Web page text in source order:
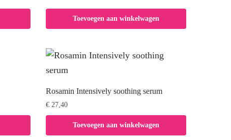
Toevoegen aan winkelwagen
Rosamin Intensively soothing serum
€ 27,40
Toevoegen aan winkelwagen